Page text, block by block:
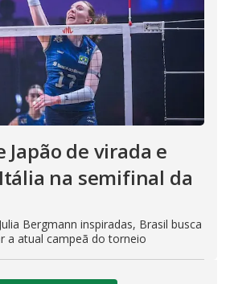
Japão de virada e
na semifinal da
Bergmann inspiradas, Brasil busca
a atual campeã do torneio